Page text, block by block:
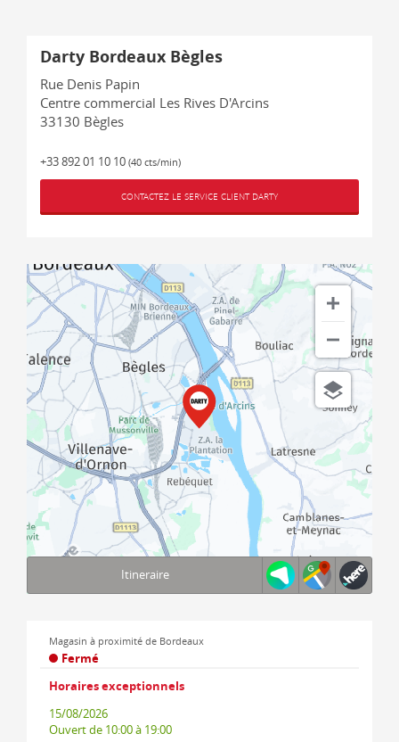
Darty Bordeaux Bègles
Rue Denis Papin
Centre commercial Les Rives D'Arcins
33130 Bègles
+33 892 01 10 10 (40 cts/min)
CONTACTEZ LE SERVICE CLIENT DARTY
© 1987–2026 HERE, IGN
Itineraire
Magasin à proximité de Bordeaux
Fermé
Horaires exceptionnels
15/08/2026
Ouvertde 10:00 à 19:00